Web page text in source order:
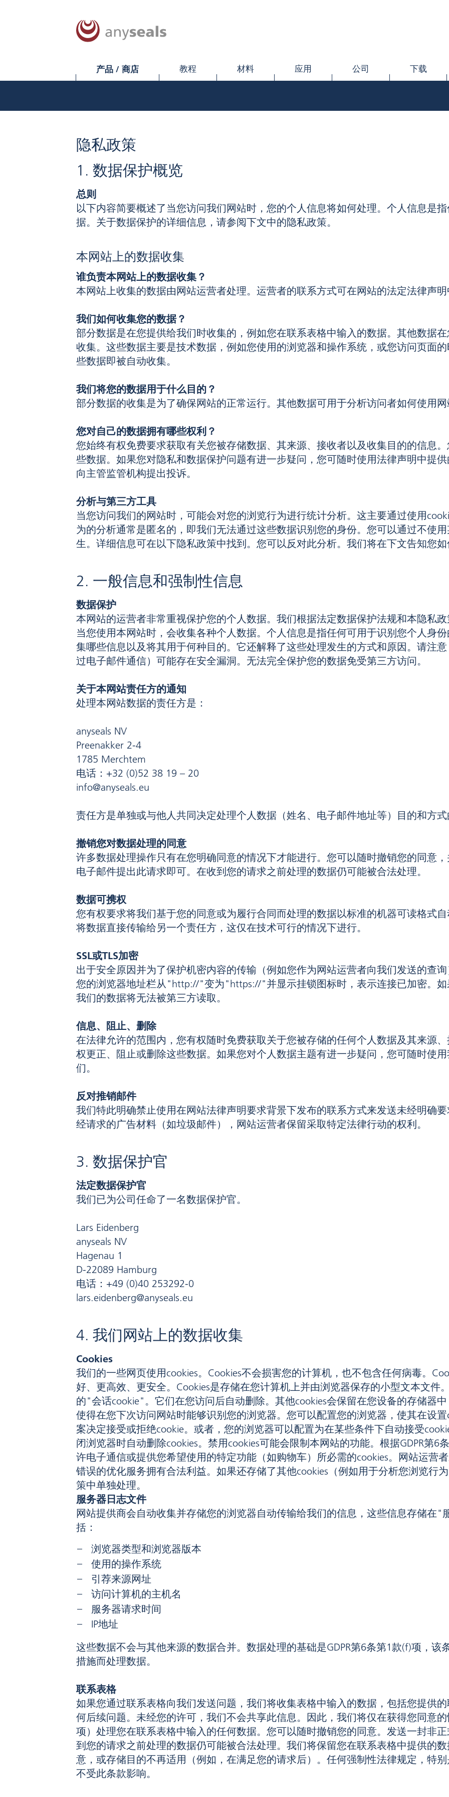
产品 / 商店 教程 材料 应用 公司 下载
隐私政策
1. 数据保护概览
总则
以下内容简要概述了当您访问我们网站时，您的个人信息将如何处理。个人信息是
据。关于数据保护的详细信息，请参阅下文中的隐私政策。
本网站上的数据收集
谁负责本网站上的数据收集？
本网站上收集的数据由网站运营者处理。运营者的联系方式可在网站的法定法律声
我们如何收集您的数据？
部分数据是在您提供给我们时收集的，例如您在联系表格中输入的数据。其他数据
收集。这些数据主要是技术数据，例如您使用的浏览器和操作系统，或您访问页面
些数据即被自动收集。
我们将您的数据用于什么目的？
部分数据的收集是为了确保网站的正常运行。其他数据可用于分析访问者如何使用
您对自己的数据拥有哪些权利？
您始终有权免费要求获取有关您被存储数据、其来源、接收者以及收集目的的信息
些数据。如果您对隐私和数据保护问题有进一步疑问，您可随时使用法律声明中提
向主管监管机构提出投诉。
分析与第三方工具
当您访问我们的网站时，可能会对您的浏览行为进行统计分析。这主要通过使用
为的分析通常是匿名的，即我们无法通过这些数据识别您的身份。您可以通过不使
生。详细信息可在以下隐私政策中找到。您可以反对此分析。我们将在下文告知您
2. 一般信息和强制性信息
数据保护
本网站的运营者非常重视保护您的个人数据。我们根据法定数据保护法规和本隐私
当您使用本网站时，会收集各种个人数据。个人信息是指任何可用于识别您个人身
集哪些信息以及将其用于何种目的。它还解释了这些处理发生的方式和原因。请注
过电子邮件通信）可能存在安全漏洞。无法完全保护您的数据免受第三方访问。
关于本网站责任方的通知
处理本网站数据的责任方是：
anyseals NV
Preenakker 2-4
1785 Merchtem
电话：+32 (0)52 38 19 – 20
info@anyseals.eu
责任方是单独或与他人共同决定处理个人数据（姓名、电子邮件地址等）目的和方
撤销您对数据处理的同意
许多数据处理操作只有在您明确同意的情况下才能进行。您可以随时撤销您的同意
电子邮件提出此请求即可。在收到您的请求之前处理的数据仍可能被合法处理。
数据可携权
您有权要求将我们基于您的同意或为履行合同而处理的数据以标准的机器可读格式
将数据直接传输给另一个责任方，这仅在技术可行的情况下进行。
SSL或TLS加密
出于安全原因并为了保护机密内容的传输（例如您作为网站运营者向我们发送的查询
您的浏览器地址栏从"http://"变为"https://"并显示挂锁图标时，表示连接已加密。如
我们的数据将无法被第三方读取。
信息、阻止、删除
在法律允许的范围内，您有权随时免费获取关于您被存储的任何个人数据及其来源
权更正、阻止或删除这些数据。如果您对个人数据主题有进一步疑问，您可随时使
们。
反对推销邮件
我们特此明确禁止使用在网站法律声明要求背景下发布的联系方式来发送未经明确
经请求的广告材料（如垃圾邮件），网站运营者保留采取特定法律行动的权利。
3. 数据保护官
法定数据保护官
我们已为公司任命了一名数据保护官。
Lars Eidenberg
anyseals NV
Hagenau 1
D-22089 Hamburg
电话：+49 (0)40 253292-0
lars.eidenberg@anyseals.eu
4. 我们网站上的数据收集
Cookies
我们的一些网页使用cookies。Cookies不会损害您的计算机，也不包含任何病毒。
好、更高效、更安全。Cookies是存储在您计算机上并由浏览器保存的小型文本文件
的"会话cookie"。它们在您访问后自动删除。其他cookies会保留在您设备的存储器
使得在您下次访问网站时能够识别您的浏览器。您可以配置您的浏览器，使其在设
案决定接受或拒绝cookie。或者，您的浏览器可以配置为在某些条件下自动接受
闭浏览器时自动删除cookies。禁用cookies可能会限制本网站的功能。根据GDPR第6
许电子通信或提供您希望使用的特定功能（如购物车）所必需的cookies。网站运营
错误的优化服务拥有合法利益。如果还存储了其他cookies（例如用于分析您浏览行
策中单独处理。
服务器日志文件
网站提供商会自动收集并存储您的浏览器自动传输给我们的信息，这些信息存储在
括：
浏览器类型和浏览器版本
使用的操作系统
引荐来源网址
访问计算机的主机名
服务器请求时间
IP地址
这些数据不会与其他来源的数据合并。数据处理的基础是GDPR第6条第1款(f)项，该
措施而处理数据。
联系表格
如果您通过联系表格向我们发送问题，我们将收集表格中输入的数据，包括您提供
何后续问题。未经您的许可，我们不会共享此信息。因此，我们将仅在获得您同意的
项）处理您在联系表格中输入的任何数据。您可以随时撤销您的同意。发送一封非
到您的请求之前处理的数据仍可能被合法处理。我们将保留您在联系表格中提供的
意，或存储目的不再适用（例如，在满足您的请求后）。任何强制性法律规定，特
不受此条款影响。